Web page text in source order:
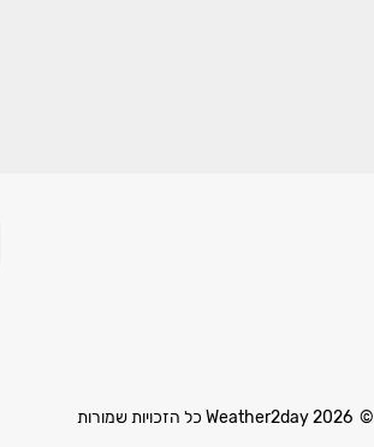
© 2026 Weather2day כל הזכויות שמורות